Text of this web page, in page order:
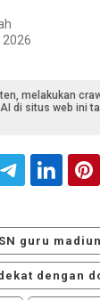
melakukan
di situs web ini
guru madiun
dengan